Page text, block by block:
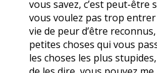
vous savez, c’est peut-être
vous voulez pas trop
vie de peur d’être
petites choses qui vous
les choses les plus